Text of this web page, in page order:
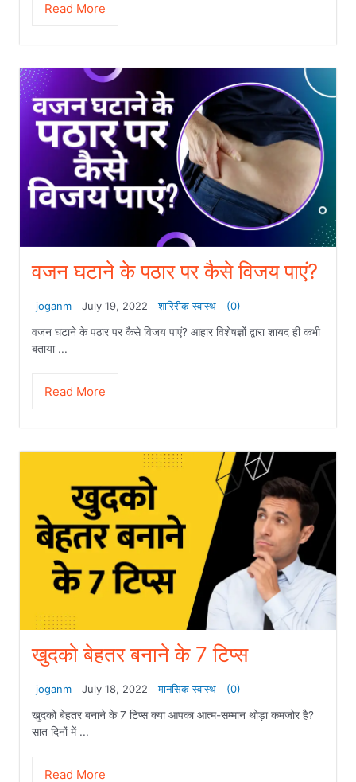
Read More
वजन घटाने के पठार पर कैसे विजय पाएं?
joganm July 19, 2022 शारिरीक स्वास्थ (0)
वजन घटाने के पठार पर कैसे विजय पाएं? आहार विशेषज्ञों द्वारा शायद ही कभी
बताया ...
Read More
खुदको बेहतर बनाने के 7 टिप्स
joganm July 18, 2022 मानसिक स्वास्थ (0)
खुदको बेहतर बनाने के 7 टिप्स क्या आपका आत्म-सम्मान थोड़ा कमजोर है?
सात दिनों में ...
Read More